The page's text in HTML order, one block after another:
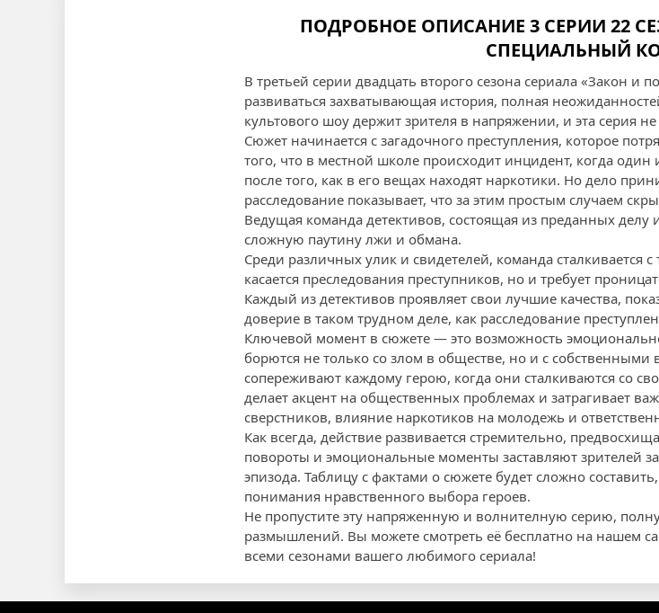
ПОДРОБНОЕ ОПИСАНИЕ 3 СЕРИИ 22
СПЕЦИАЛЬНЫЙ
В третьей серии двадцать второго сезона сериала «Закон и
развиваться захватывающая история, полная
культового шоу держит зрителя в напряжении, и эта серия
Сюжет начинается с загадочного преступления, которое
того, что в местной школе происходит инцидент, когда
после того, как в его вещах находят наркотики. Но дело
расследование показывает, что за этим простым случаем
Ведущая команда детективов, состоящая из преданных
сложную паутину лжи и обмана.
Среди различных улик и свидетелей, команда
касается преследования преступников, но и требует
Каждый из детективов проявляет свои лучшие качества,
доверие в таком трудном деле, как расследование
Ключевой момент в сюжете — это возможность
борются не только со злом в обществе, но и с
сопереживают каждому герою, когда они сталкиваются со
делает акцент на общественных проблемах и затрагивает
сверстников, влияние наркотиков на молодежь и
Как всегда, действие развивается стремительно,
повороты и эмоциональные моменты заставляют зрителей
эпизода. Таблицу с фактами о сюжете будет сложно
понимания нравственного выбора героев.
Не пропустите эту напряженную и волнителную серию,
размышлений. Вы можете смотреть её бесплатно на нашем
всеми сезонами вашего любимого сериала!